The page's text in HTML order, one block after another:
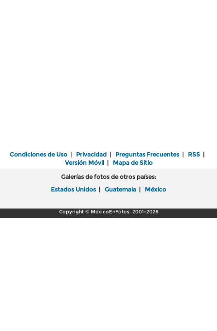
Condiciones de Uso | Privacidad | Preguntas Frecuentes | RSS |
Versión Móvil| Mapa de Sitio
Galerías de fotos de otros países:
Estados Unidos | Guatemala | México
Copyright © MéxicoEnFotos, 2001-2026